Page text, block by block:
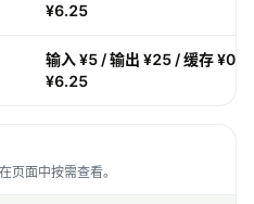
¥6.25
输入 ¥5 / 输出 ¥25 / 缓存 ¥0.5
¥6.25
页面中按需查看。